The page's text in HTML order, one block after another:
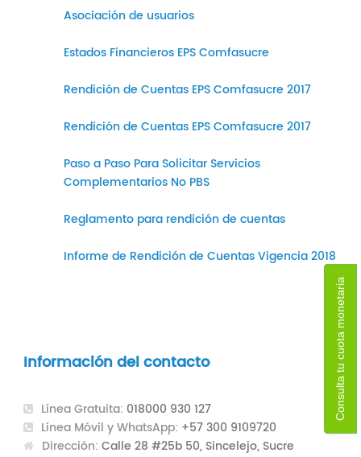
Asociación de usuarios
Estados Financieros EPS Comfasucre
Rendición de Cuentas EPS Comfasucre 2017
Rendición de Cuentas EPS Comfasucre 2017
Paso a Paso Para Solicitar Servicios
Complementarios No PBS
Reglamento para rendición de cuentas
Informe de Rendición de Cuentas Vigencia 2018
Información del contacto
Línea Gratuita: 018000 930 127
Línea Móvil y WhatsApp: +57 300 9109720
Dirección: Calle 28 #25b 50, Sincelejo, Sucre
Consulta tu cuota monetaria